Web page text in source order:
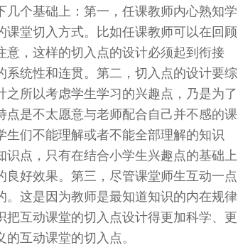
个基础上：第一，任课教师内心熟知学
堂切入方式。比如任课教师可以在回顾
，这样的切入点的设计必须起到衔接
统性和连贯。第二，切入点的设计要综
所以考虑学生学习的兴趣点，乃是为了
是不太愿意与老师配合自己并不感的课
们不能理解或者不能全部理解的知识
点，只有在结合小学生兴趣点的基础上
好效果。第三，尽管课堂师生互动一点
这是因为教师是最知道知识的内在规律
互动课堂的切入点设计得更加科学、更
互动课堂的切入点。